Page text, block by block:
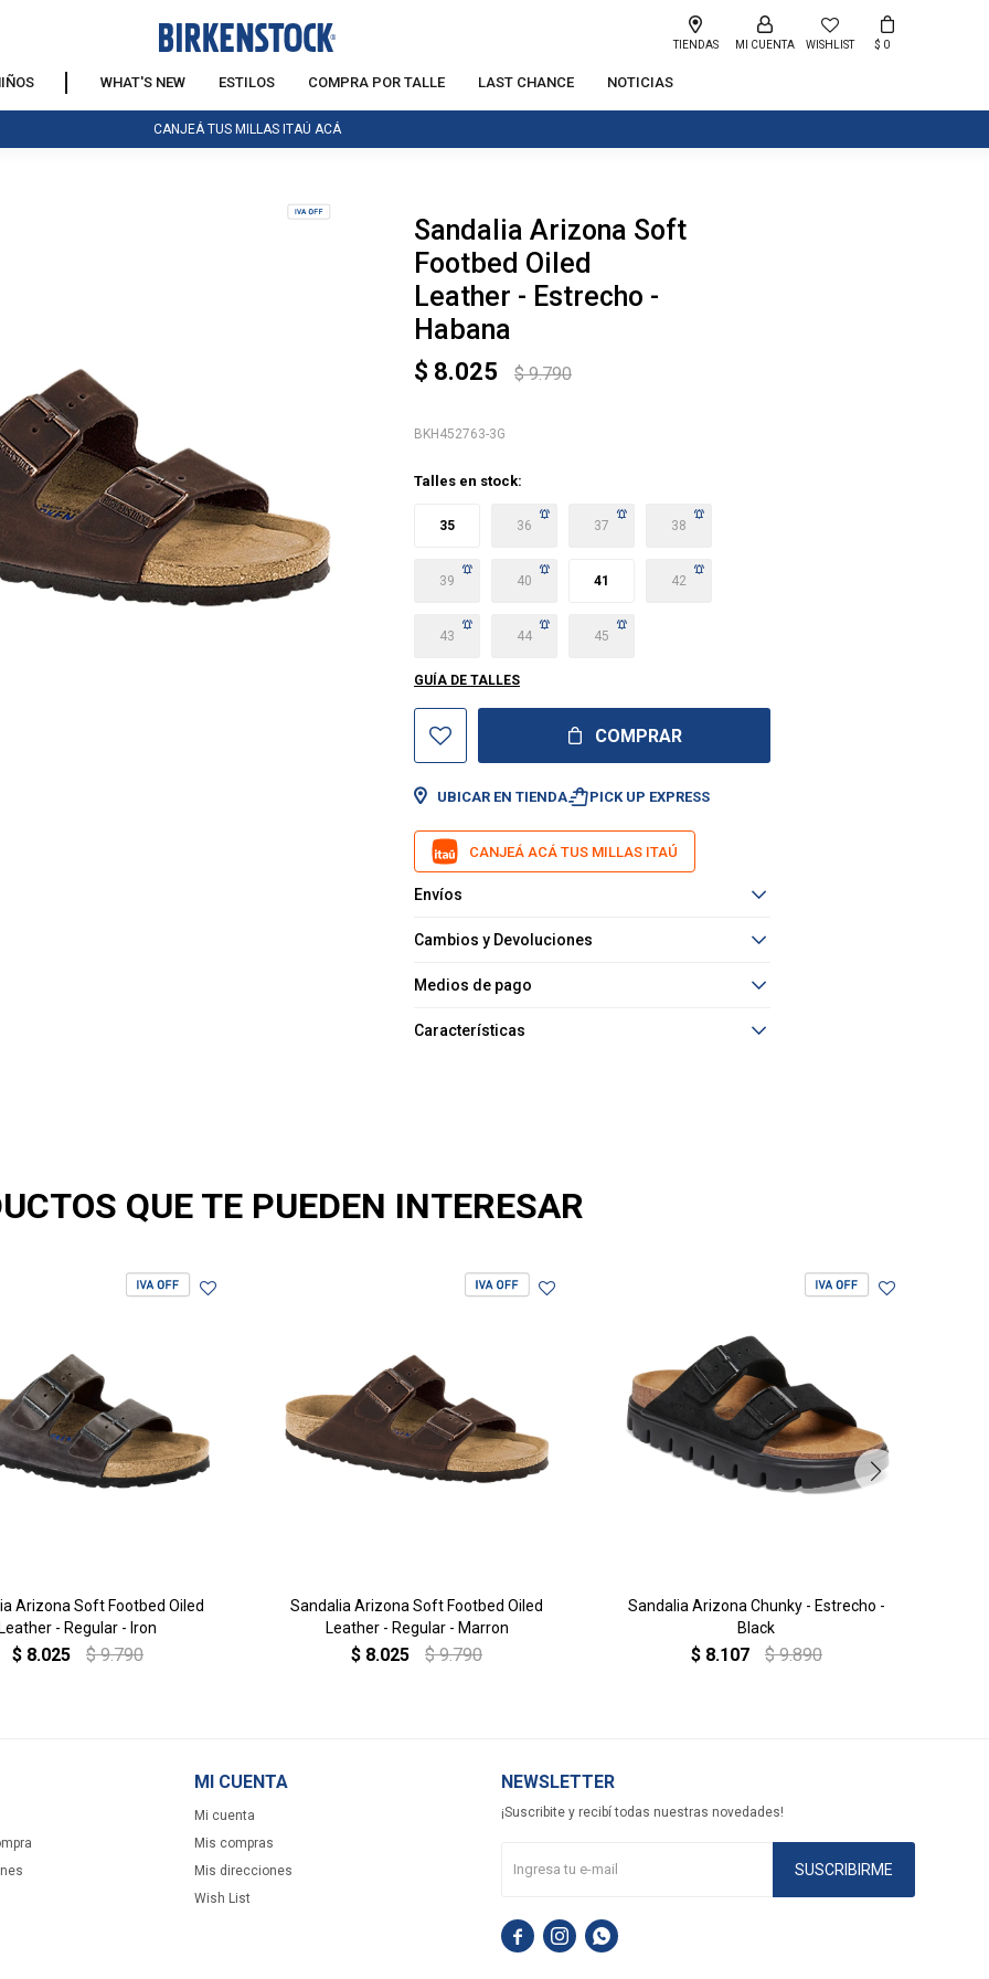
WHAT'S NEW ESTILOS COMPRA POR TALLE LAST CHANCE NOTICIAS
WISHLIST
TIENDAS $ 0
CANJEÁ TUS MILLAS ITAÚ ACÁ
Sandalia Arizona Soft
Footbed Oiled
Leather - Estrecho -
Habana
$ 8.025 $ 9.790
BKH452763-3G
Talles en stock:
35 36 37 38
39 40 41 42
43 44 45
GUÍA DE TALLES
COMPRAR
UBICAR EN TIENDAshopping_bag_speedPICK UP EXPRESS
CANJEÁ ACÁ TUS MILLAS ITAÚ
Envíos
Cambios y Devoluciones
Medios de pago
Características
QUE TE PUEDEN INTERESAR
Arizona Soft Footbed Oiled
- Regular - Iron
$ 8.025 $ 9.790
Sandalia Arizona Soft Footbed Oiled
Leather - Regular - Marron
$ 8.025 $ 9.790
Sandalia Arizona Chunky - Estrecho -
Black
$ 8.107 $ 9.890
MI CUENTA
Mi cuenta
Mis compras
Mis direcciones
Wish List
NEWSLETTER
¡Suscribite y recibí todas nuestras novedades!
SUSCRIBIRME
  